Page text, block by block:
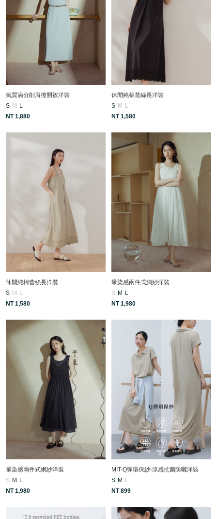
氣質滿分削肩後開衩洋裝
S M L
NT 1,880
休閒純棉蕾絲長洋裝
S M L
NT 1,580
休閒純棉蕾絲長洋裝
S M
L
NT 1,580
暈染感兩件式網紗洋裝
S M
L
NT 1,980
暈染感兩件式網紗洋裝
S M
L
NT 1,980
MIT-Q彈環保紗-涼感抗菌防曬洋裝
S M
L
NT 899